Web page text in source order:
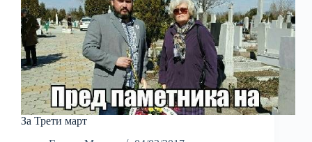
За Трети март